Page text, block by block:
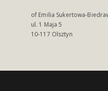
of Emilia Sukertowa-
ul. 1 Maja 5
10-117 Olsztyn